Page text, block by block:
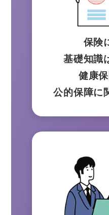
保険
基礎知識
健康
公的保障に